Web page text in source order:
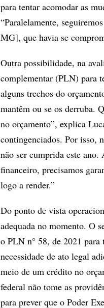
para tentar acomodar as
“Paralelamente,
MG], que havia se
Outra possibilidade, na
complementar (PLN) para
alguns trechos do
mantêm ou se os derruba.
no orçamento”, explica
contingenciados. Por isso,
não ser cumprida este
financeiro, precisamos
logo a render.”
Do ponto de vista
adequada no momento. O
o PLN n° 58, de 2021 para
necessidade de ato legal
meio de um crédito no
federal não tome as
para prever que o Poder